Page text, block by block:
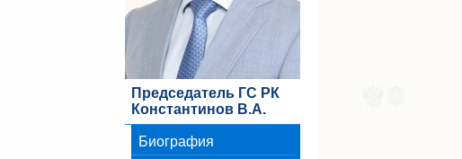
Председатель ГС РК
Константинов В.А.
Биография